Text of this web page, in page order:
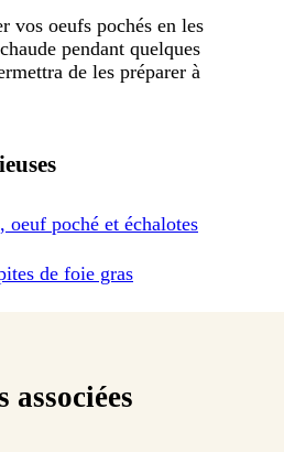
vos oeufs pochés en les
pendant quelques
de les préparer à
oeuf poché et échalotes
de foie gras
associées